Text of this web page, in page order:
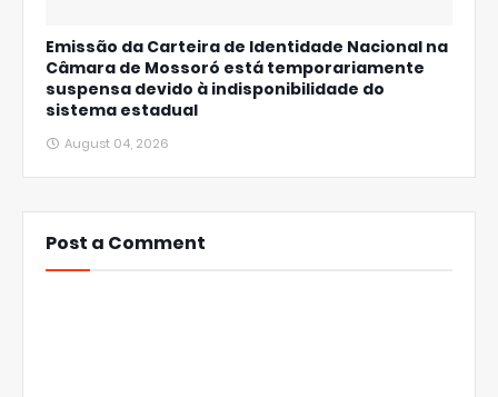
Emissão da Carteira de Identidade Nacional na
Câmara de Mossoró está temporariamente
suspensa devido à indisponibilidade do
sistema estadual
August 04, 2026
Post a Comment